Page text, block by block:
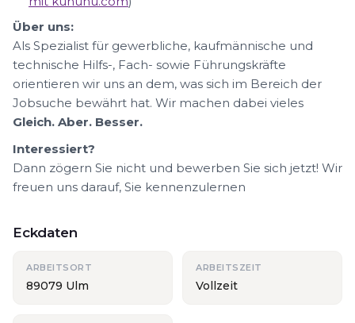
Über uns:
Als Spezialist für gewerbliche, kaufmännische und
technische Hilfs-, Fach- sowie Führungskräfte
orientieren wir uns an dem, was sich im Bereich der
Jobsuche bewährt hat. Wir machen dabei vieles
Gleich. Aber. Besser.
Interessiert?
Dann zögern Sie nicht und bewerben Sie sich jetzt! Wir
freuen uns darauf, Sie kennenzulernen
Eckdaten
ARBEITSORT
89079 Ulm
ARBEITSZEIT
Vollzeit